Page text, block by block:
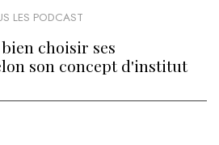
LES PODCAST
choisir ses
son concept d'institut